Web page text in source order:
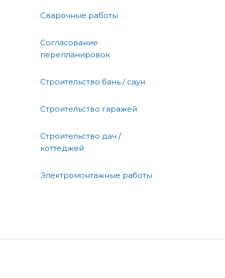
Сварочные работы
Согласование
перепланировок
Строительство бань / саун
Строительство гаражей
Строительство дач /
коттеджей
Электромонтажные работы